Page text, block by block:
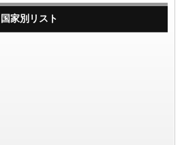
国家別リスト